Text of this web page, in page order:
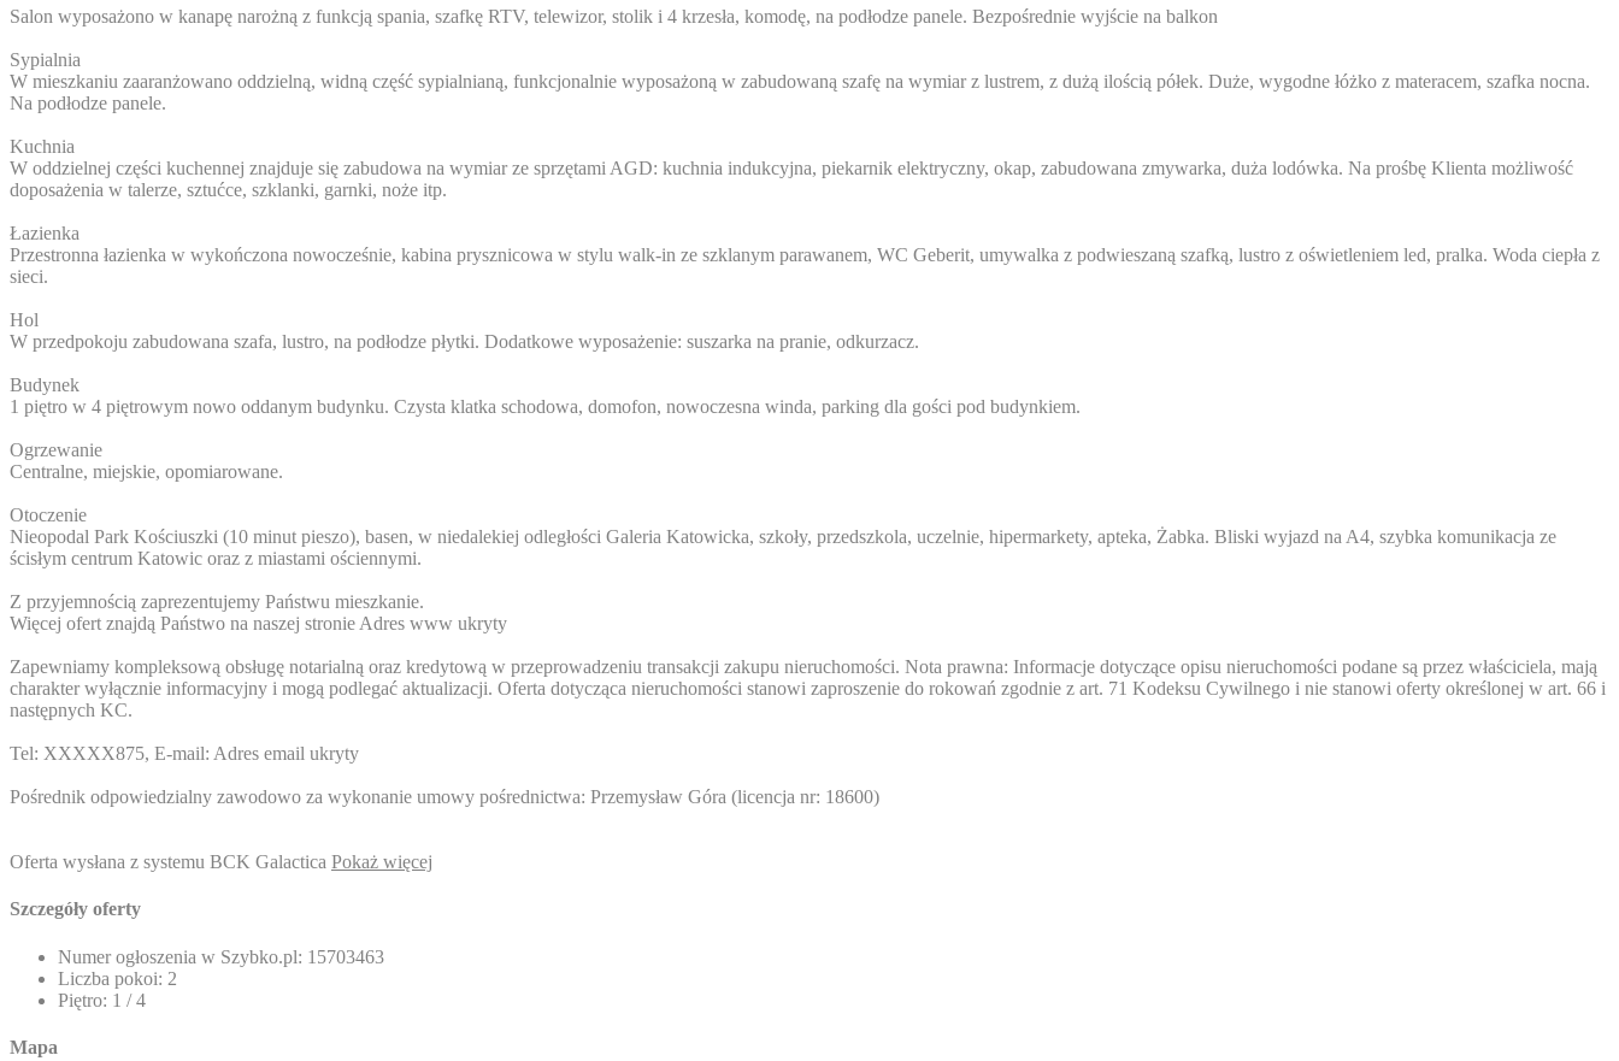
Salon wyposażono w kanapę narożną z funkcją spania, szafkę RTV, telewizor, stolik i 4 krzesła, komodę, na podłodze panele. Bezpośrednie wyjście na balkon
Sypialnia
W mieszkaniu zaaranżowano oddzielną, widną część sypialnianą, funkcjonalnie wyposażoną w zabudowaną szafę na wymiar z lustrem, z dużą ilością półek. Duże, wygodne łóżko z materacem, szafka nocna.
Na podłodze panele.
Kuchnia
W oddzielnej części kuchennej znajduje się zabudowa na wymiar ze sprzętami AGD: kuchnia indukcyjna, piekarnik elektryczny, okap, zabudowana zmywarka, duża lodówka. Na prośbę Klienta możliwość
doposażenia w talerze, sztućce, szklanki, garnki, noże itp.
Łazienka
Przestronna łazienka w wykończona nowocześnie, kabina prysznicowa w stylu walk-in ze szklanym parawanem, WC Geberit, umywalka z podwieszaną szafką, lustro z oświetleniem led, pralka. Woda ciepła z
sieci.
Hol
W przedpokoju zabudowana szafa, lustro, na podłodze płytki. Dodatkowe wyposażenie: suszarka na pranie, odkurzacz.
Budynek
1 piętro w 4 piętrowym nowo oddanym budynku. Czysta klatka schodowa, domofon, nowoczesna winda, parking dla gości pod budynkiem.
Ogrzewanie
Centralne, miejskie, opomiarowane.
Otoczenie
Nieopodal Park Kościuszki (10 minut pieszo), basen, w niedalekiej odległości Galeria Katowicka, szkoły, przedszkola, uczelnie, hipermarkety, apteka, Żabka. Bliski wyjazd na A4, szybka komunikacja ze
ścisłym centrum Katowic oraz z miastami ościennymi.
Z przyjemnością zaprezentujemy Państwu mieszkanie.
Więcej ofert znajdą Państwo na naszej stronie Adres www ukryty
Zapewniamy kompleksową obsługę notarialną oraz kredytową w przeprowadzeniu transakcji zakupu nieruchomości. Nota prawna: Informacje dotyczące opisu nieruchomości podane są przez właściciela, mają
charakter wyłącznie informacyjny i mogą podlegać aktualizacji. Oferta dotycząca nieruchomości stanowi zaproszenie do rokowań zgodnie z art. 71 Kodeksu Cywilnego i nie stanowi oferty określonej w art. 66 i
następnych KC.
Tel: XXXXX875, E-mail: Adres email ukryty
Pośrednik odpowiedzialny zawodowo za wykonanie umowy pośrednictwa: Przemysław Góra (licencja nr: 18600)
Oferta wysłana z systemu BCK Galactica Pokaż więcej
Szczegóły oferty
Numer ogłoszenia w Szybko.pl: 15703463
Liczba pokoi: 2
Piętro: 1 / 4
Mapa